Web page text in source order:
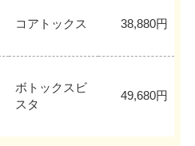
コアトックス 38,880円
ボトックスビ
スタ
49,680円